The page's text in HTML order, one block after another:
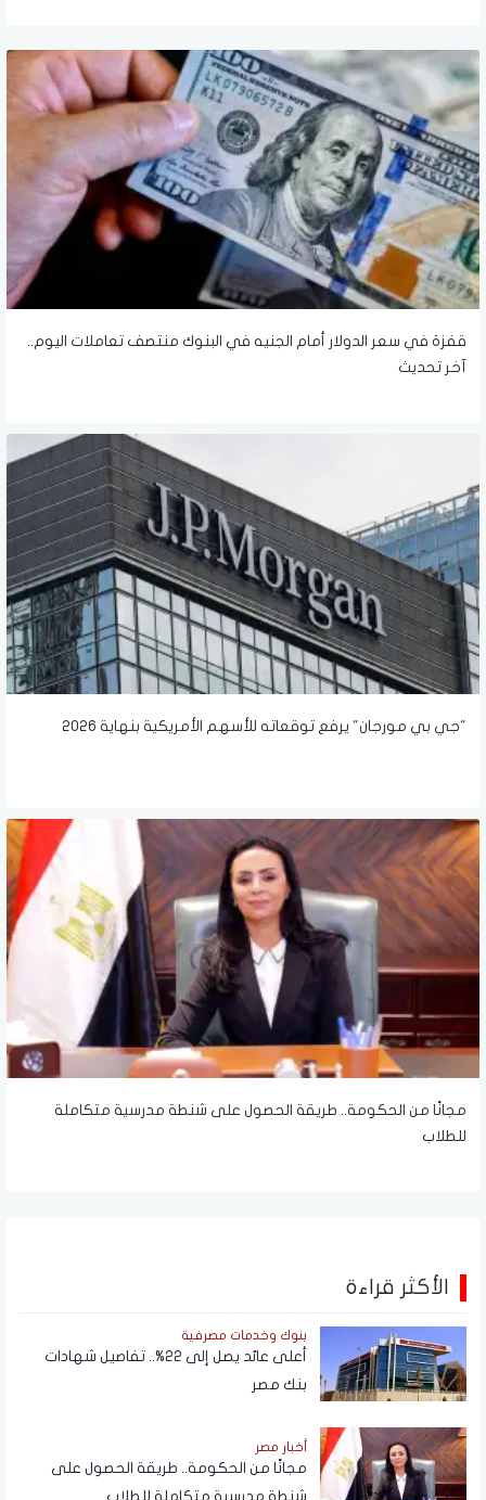
قفزة في سعر الدولار أمام الجنيه في البنوك منتصف تعاملات اليوم..
آخر تحديث
"جي بي مورجان" يرفع توقعاته للأسهم الأمريكية بنهاية 2026
مجانًا من الحكومة.. طريقة الحصول على شنطة مدرسية متكاملة
للطلاب
الأكثر قراءة
بنوك وخدمات مصرفية
أعلى عائد يصل إلى 22%.. تفاصيل شهادات
بنك مصر
أخبار مصر
مجانًا من الحكومة.. طريقة الحصول على
شنطة مدرسية متكاملة للطلاب